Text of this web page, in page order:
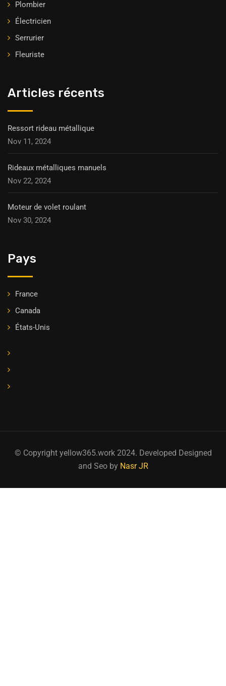
Plombier
Électricien
Serrurier
Fleuriste
Articles récents
Ressort rideau métallique
Nov 11, 2024
Rideaux métalliques manuels
Nov 22, 2024
Moteur de volet roulant
Nov 30, 2024
Pays
France
Canada
États-Unis
© Copyright yellow365.work 2024. Developed Designed
and Seo by Nasr JR